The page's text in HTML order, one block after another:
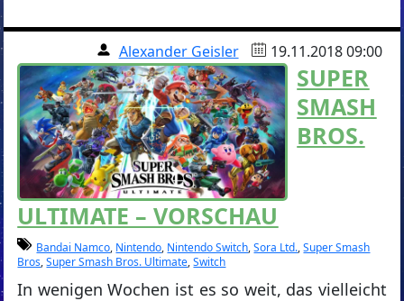
Alexander Geisler 19.11.2018 09:00
SUPER
SMASH
BROS.
ULTIMATE – VORSCHAU
Bandai Namco, Nintendo, Nintendo Switch,Sora Ltd.,Super Smash
Bros,Super Smash Bros. Ultimate,Switch
In wenigen Wochen ist es so weit, das vielleicht